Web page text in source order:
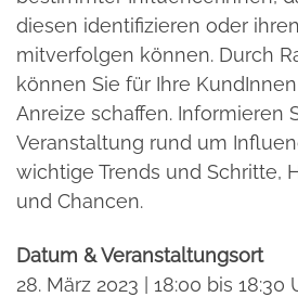
diesen identifizieren oder
mitverfolgen können. Durch
können Sie für Ihre
Anreize schaffen. Informieren
Veranstaltung rund um
wichtige Trends und Schritte,
und Chancen.
Datum & Veranstaltungsort
28. März 2023 | 18:00 bis 18:30